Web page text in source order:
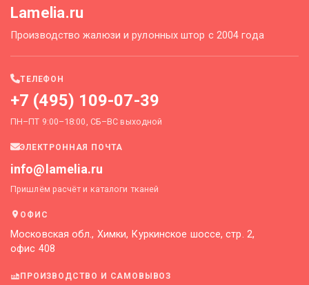
Lamelia.ru
Производство жалюзи и рулонных штор с 2004 года
ТЕЛЕФОН
+7 (495) 109-07-39
ПН–ПТ 9:00–18:00, СБ–ВС выходной
ЭЛЕКТРОННАЯ ПОЧТА
info@lamelia.ru
Пришлём расчёт и каталоги тканей
ОФИС
Московская обл., Химки, Куркинское шоссе, стр. 2,
офис 408
ПРОИЗВОДСТВО И САМОВЫВОЗ